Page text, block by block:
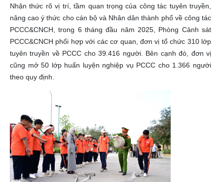
Nhận thức rõ vị trí, tầm quan trọng của công tác tuyên truyền,
nâng cao ý thức cho cán bộ và Nhân dân thành phố về công tác
PCCC&CNCH, trong 6 tháng đầu năm 2025, Phòng Cảnh sát
PCCC&CNCH phối hợp với các cơ quan, đơn vị tổ chức 310 lớp
tuyên truyền về PCCC cho 39.416 người. Bên cạnh đó, đơn vị
cũng mở 50 lớp huấn luyện nghiệp vụ PCCC cho 1.366 người
theo quy định.